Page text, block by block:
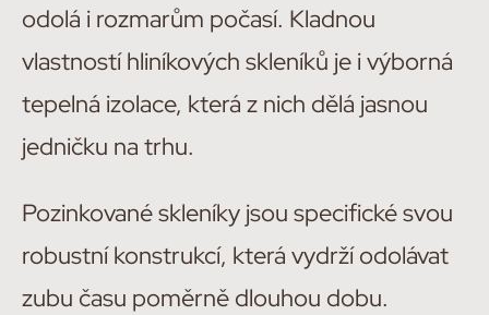
odolá i rozmarům počasí. Kladnou
vlastností hliníkových skleníků je i výborná
tepelná izolace, která z nich dělá jasnou
jedničku na trhu.
Pozinkované skleníky jsou specifické svou
robustní konstrukcí, která vydrží odolávat
zubu času poměrně dlouhou dobu.